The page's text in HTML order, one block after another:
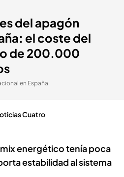
del apagón
el coste del
de 200.000
en España
Cuatro
mix energético tenía poca
estabilidad al sistema